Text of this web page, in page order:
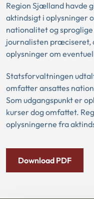
Region Sjælland havde
aktindsigt i oplysninger
nationalitet og
journalisten præciseret,
oplysninger om
Statsforvaltningen
omfatter ansattes
Som udgangspunkt er
kurser dog omfattet.
oplysningerne fra
Download PDF